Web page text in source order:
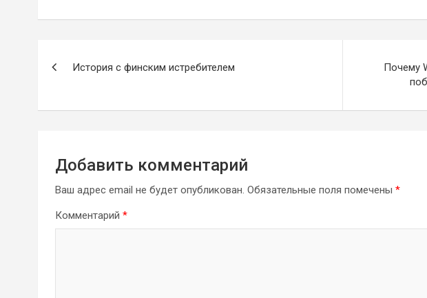
записям
История с финским истребителем
Почему
Добавить комментарий
Ваш адрес email не будет опубликован. Обязательные поля помечены *
Комментарий *